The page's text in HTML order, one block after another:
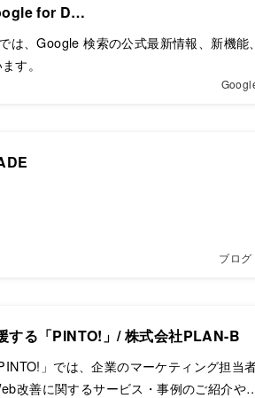
for D…
は、Google 検索の公式最新情報、新機能
す。
ブロ
する「PINTO!」/ 株式会社PLAN-B
」では、企業のマーケティング担当者
改善に関するサービス・事例のご紹介や